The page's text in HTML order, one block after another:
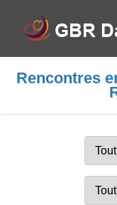
Rencontres